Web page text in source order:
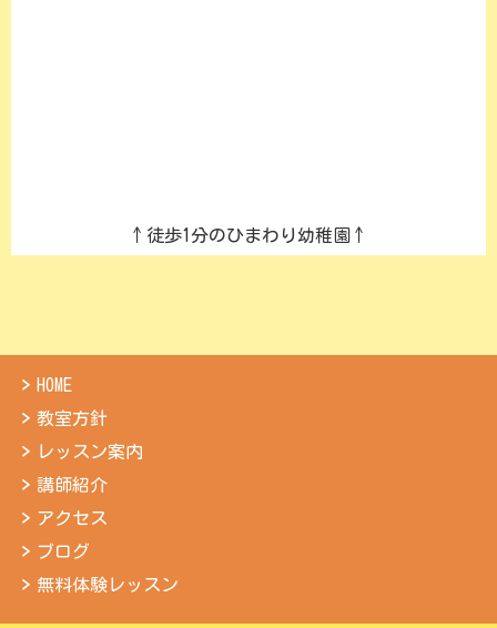
↑徒歩1分のひまわり幼稚園↑
HOME
教室方針
レッスン案内
講師紹介
アクセス
ブログ
無料体験レッスン